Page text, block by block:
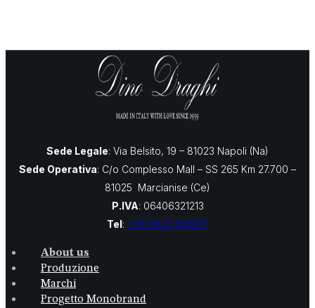
Sede Legale: Via Belsito, 19 – 81023 Napoli (Na)
Sede Operativa: C/o Complesso Mall – SS 265 Km 27.700 –
81025 Marcianise (Ce)
P.IVA: 06406321213
Tel: +39 0823 584817
About us
Produzione
Marchi
Progetto Monobrand